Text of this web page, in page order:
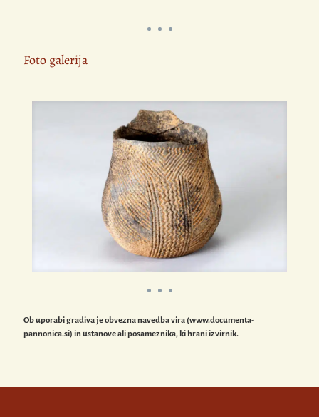
Foto galerija
Ob uporabi gradiva je obvezna navedba vira (www.documenta-
pannonica.si) in ustanove ali posameznika, ki hrani izvirnik.